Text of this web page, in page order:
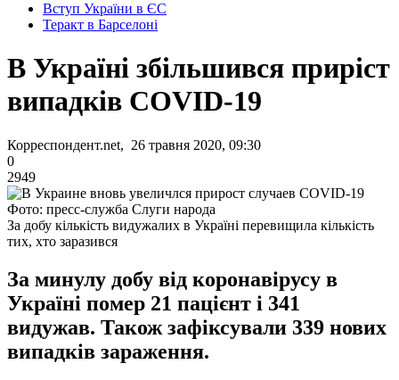
Вступ України в ЄС
Теракт в Барселоні
В Україні збільшився приріст
випадків COVID-19
Корреспондент.net, 26 травня 2020, 09:30
0
2949
Фото: пресс-служба Слуги народа
За добу кількість видужалих в Україні перевищила кількість
тих, хто заразився
За минулу добу від коронавірусу в
Україні помер 21 пацієнт і 341
видужав. Також зафіксували 339 нових
випадків зараження.